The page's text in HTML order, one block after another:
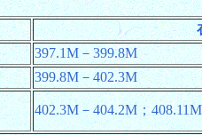
397.1M－399.8M
399.8M－402.3M
402.3M－404.2M；